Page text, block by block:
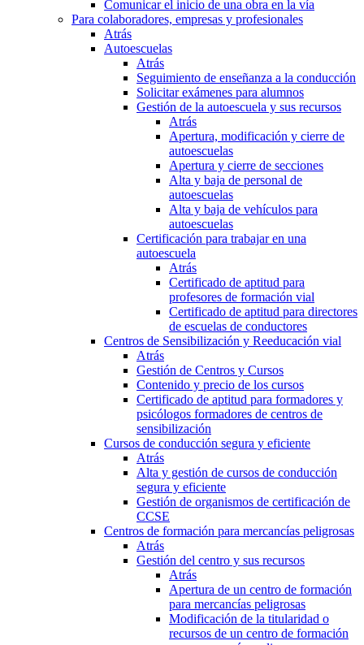
Comunicar el inicio de una obra en la vía
Para colaboradores, empresas y profesionales
Atrás
Autoescuelas
Atrás
Seguimiento de enseñanza a la conducción
Solicitar exámenes para alumnos
Gestión de la autoescuela y sus recursos
Atrás
Apertura, modificación y cierre de
autoescuelas
Apertura y cierre de secciones
Alta y baja de personal de
autoescuelas
Alta y baja de vehículos para
autoescuelas
Certificación para trabajar en una
autoescuela
Atrás
Certificado de aptitud para
profesores de formación vial
Certificado de aptitud para directores
de escuelas de conductores
Centros de Sensibilización y Reeducación vial
Atrás
Gestión de Centros y Cursos
Contenido y precio de los cursos
Certificado de aptitud para formadores y
psicólogos formadores de centros de
sensibilización
Cursos de conducción segura y eficiente
Atrás
Alta y gestión de cursos de conducción
segura y eficiente
Gestión de organismos de certificación de
CCSE
Centros de formación para mercancías peligrosas
Atrás
Gestión del centro y sus recursos
Atrás
Apertura de un centro de formación
para mercancías peligrosas
Modificación de la titularidad o
recursos de un centro de formación